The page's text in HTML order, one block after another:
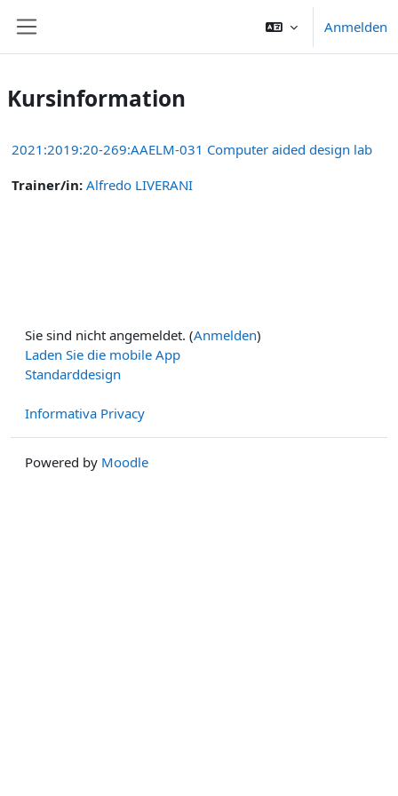
Anmelden
Kursinformation
2021:2019:20-269:AAELM-031 Computer aided design lab
Trainer/in: Alfredo LIVERANI
Sie sind nicht angemeldet. (Anmelden)
Laden Sie die mobile App
Standarddesign
Informativa Privacy
Powered by Moodle